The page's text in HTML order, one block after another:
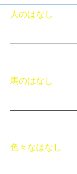
人のはなし
馬のはなし
色々なはなし